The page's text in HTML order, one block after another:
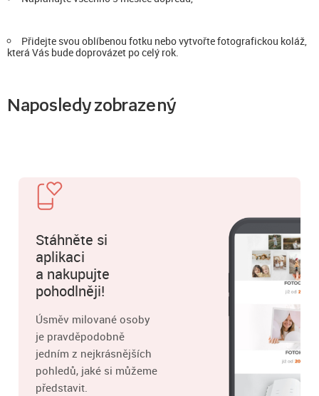
Přidejte svou oblíbenou fotku nebo vytvořte fotografickou koláž,
která Vás bude doprovázet po celý rok.
Naposledy zobrazený
Stáhněte si
aplikaci
a nakupujte
pohodlněji!
Úsměv milované osoby
je pravděpodobně
jedním z nejkrásnějších
pohledů, jaké si můžeme
představit.